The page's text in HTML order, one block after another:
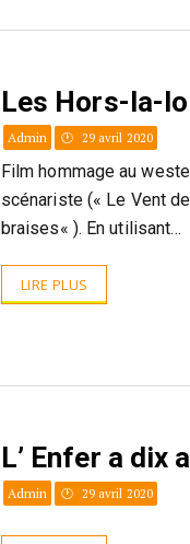
Les Hors-la-
Admin 29 avril 2020
Film hommage au
scénariste (« Le Vent
braises« ). En utilisant…
LIRE PLUS
L’ Enfer a dix
Admin 29 avril 2020